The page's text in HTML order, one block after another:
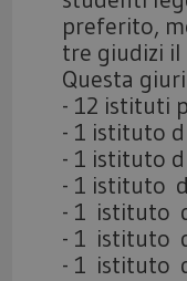
preferito,
tre giudizi
Questa
- 12 istituti
- 1 istituto
- 1 istituto
- 1 istituto
- 1 istituto
- 1 istituto
- 1 istituto